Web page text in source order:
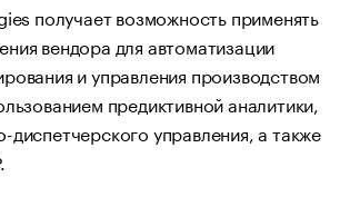
получает возможность применять
вендора для автоматизации
и управления производством
предиктивной аналитики,
диспетчерского управления, а также